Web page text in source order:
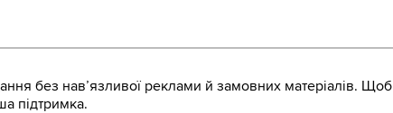
без навʼязливої реклами й замовних матеріалів. Щоб
підтримка.